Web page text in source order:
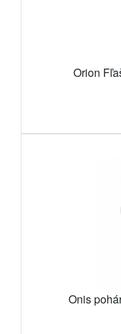
Orion
Onis